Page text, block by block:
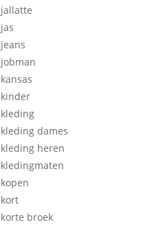
jallatte
jas
jeans
jobman
kansas
kinder
kleding
kleding dames
kleding heren
kledingmaten
kopen
kort
korte broek